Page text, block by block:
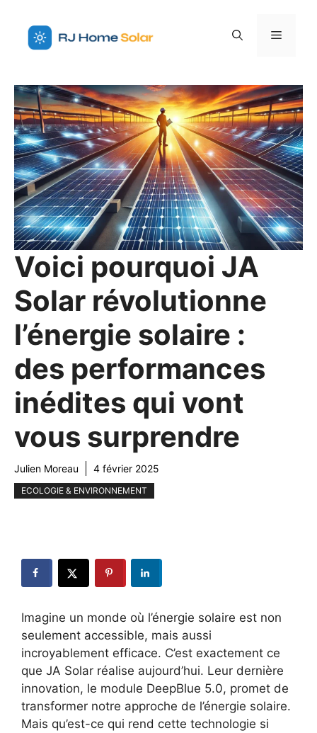
contenu
Menu
Voici pourquoi JA
Solar révolutionne
l’énergie solaire :
des performances
inédites qui vont
vous surprendre
Julien Moreau 4 février 2025
ECOLOGIE & ENVIRONNEMENT
Imagine un monde où l’énergie solaire est non
seulement accessible, mais aussi
incroyablement efficace. C’est exactement ce
que JA Solar réalise aujourd’hui. Leur dernière
innovation, le module DeepBlue 5.0, promet de
transformer notre approche de l’énergie solaire.
Mais qu’est-ce qui rend cette technologie si